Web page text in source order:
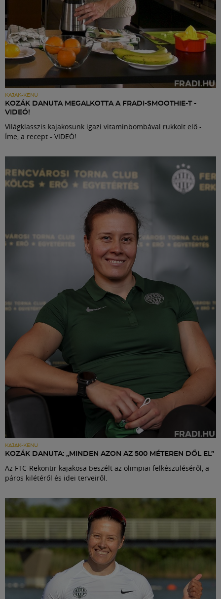
KAJAK-KENU
KOZÁK DANUTA MEGALKOTTA A FRADI-SMOOTHIE-T -
VIDEÓ!
Világklasszis kajakosunk igazi vitaminbombával rukkolt elő -
Íme, a recept - VIDEÓ!
KAJAK-KENU
KOZÁK DANUTA: „MINDEN AZON AZ 500 MÉTEREN DŐL EL”
Az FTC-Rekontir kajakosa beszélt az olimpiai felkészüléséről, a
páros kilétéről és idei terveiről.